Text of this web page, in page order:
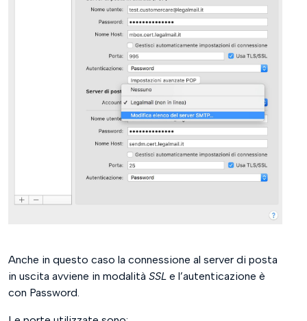
Anche in questo caso la connessione al server di posta
in uscita avviene in modalità SSL e l’autenticazione è
con Password.